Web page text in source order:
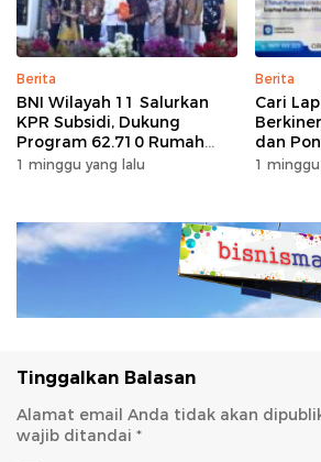
Berita
BNI Wilayah 11 Salurkan
KPR Subsidi, Dukung
Program 62.710 Rumah
Bersubsidi
1 minggu yang lalu
Berita
Cari
dan
dengan
1
Tinggalkan Balasan
Alamat email Anda tidak akan
wajib ditandai *